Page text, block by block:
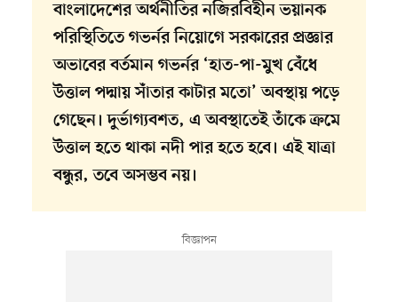
বাংলাদেশের অর্থনীতির নজিরবিহীন ভয়ানক
পরিস্থিতিতে গভর্নর নিয়োগে সরকারের প্রজ্ঞার
অভাবের বর্তমান গভর্নর ‘হাত-পা-মুখ বেঁধে
উত্তাল পদ্মায় সাঁতার কাটার মতো’ অবস্থায় পড়ে
গেছেন। দুর্ভাগ্যবশত, এ অবস্থাতেই তাঁকে ক্রমে
উত্তাল হতে থাকা নদী পার হতে হবে। এই যাত্রা
বন্ধুর, তবে অসম্ভব নয়।